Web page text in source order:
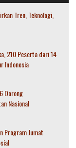
Tren, Teknologi,
210 Peserta dari 14
Indonesia
Dorong
Nasional
Program Jumat